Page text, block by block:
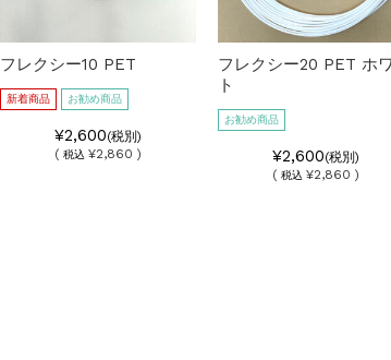
フレクシー10 PET
新着商品 お勧め商品
¥2,600(税別)
( 税込 ¥2,860 )
フレクシー20 PET ホ
ト
お勧め商品
¥2,600(税別)
( 税込 ¥2,860 )